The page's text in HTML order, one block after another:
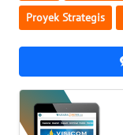
Proyek Strategis
BABEL
WN
WN
SUMSEL